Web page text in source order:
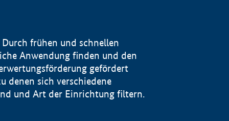
frühen und schnellen
Anwendung finden und den
gefördert
denen sich verschiedene
und Art der Einrichtung filtern.